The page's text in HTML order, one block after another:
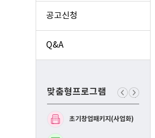
공고신청
Q&A
맞춤형프로그램
맞
춤
맞
춤
초기창업패키지(사업화)